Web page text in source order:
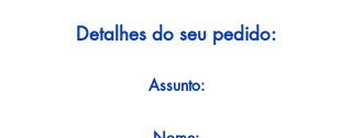
Detalhes do seu pedido:
Assunto: